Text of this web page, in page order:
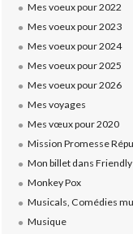
Mes voeux pour 2022
Mes voeux pour 2023
Mes voeux pour 2024
Mes voeux pour 2025
Mes voeux pour 2026
Mes voyages
Mes vœux pour 2020
Mission Promesse
Mon billet dans
Monkey Pox
Musicals, Comédies
Musique